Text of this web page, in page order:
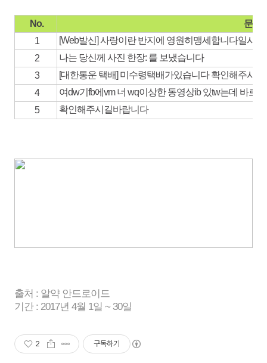
No.
문자
1
[Web발신] 사랑이란 반지에 영원히맹세합니다일시
2
나는 당신께 사진 한장: 를 보냈습니다
3
[대한통운 택배] 미수령택배가있습니다 확인해주시
4
여dw기fb에vm 너 wq이상한 동영상ib 있tw는데 바로
5
확인해주시길바랍니다
출처 : 알약 안드로이드
기간 : 2017년 4월 1일 ~ 30일
2 구독하기